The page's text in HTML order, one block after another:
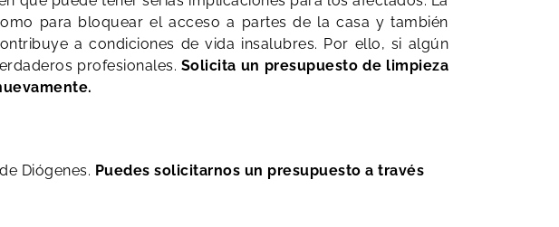
para bloquear el acceso a partes de la casa y también
a condiciones de vida insalubres. Por ello, si algún
profesionales. Solicita un presupuesto de limpieza
Diógenes. Puedes solicitarnos un presupuesto a través